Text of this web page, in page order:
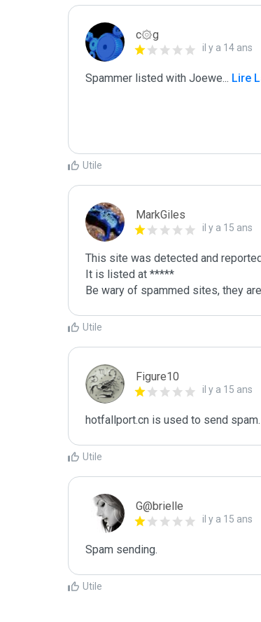
c۞g
il y a 14 ans
Spammer listed with Joewe... Lire
Utile
MarkGiles
il y a 15 ans
This site was detected and
It is listed at *****
Be wary of spammed sites, they
Utile
Figure10
il y a 15 ans
hotfallport.cn is used to send spam.
Utile
G@brielle
il y a 15 ans
Spam sending.
Utile